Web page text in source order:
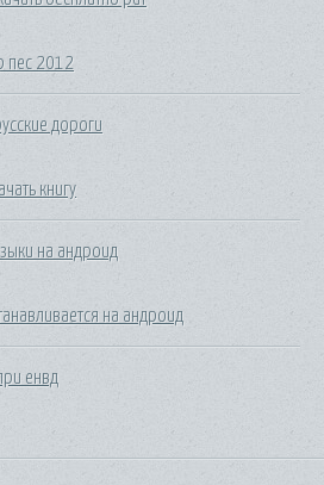
пес 2012
дороги
книгу
на андроид
на андроид
енвд